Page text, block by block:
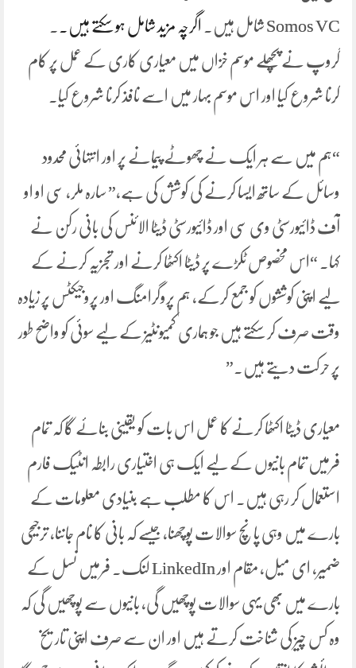
Somos VC شامل ہیں۔ اگرچہ مزید شامل ہو سکتے ہیں۔
گروپ نے پچھلے موسم خزاں میں معیاری کاری کے عمل پر کام
کرنا شروع کیا اور اس موسم بہار میں اسے نافذ کرنا شروع کیا۔
“ہم میں سے ہر ایک نے چھوٹے پیمانے پر اور انتہائی محدود
وسائل کے ساتھ ایسا کرنے کی کوشش کی ہے،” سارہ ملر، سی او او
آف ڈائیورسٹی وی سی اور ڈائیورسٹی ڈیٹا الائنس کی بانی رکن نے
کہا۔ “اس مخصوص ٹکڑے پر ڈیٹا اکٹھا کرنے اور تجزیہ کرنے کے
لیے اپنی کوششوں کو جمع کرکے، ہم پروگرامنگ اور پروجیکٹس پر زیادہ
وقت صرف کر سکتے ہیں جو ہماری کمیونٹیز کے لیے سوئی کو واضح طور
پر حرکت دیتے ہیں۔”
معیاری ڈیٹا اکٹھا کرنے کا عمل اس بات کو یقینی بنائے گا کہ تمام
فرمیں تمام بانیوں کے لیے ایک ہی اختیاری رابطہ انٹیک فارم
استعمال کر رہی ہیں۔ اس کا مطلب ہے بنیادی معلومات کے
بارے میں وہی پانچ سوالات پوچھنا، جیسے کہ بانی کا نام جاننا، ترجیحی
ضمیر، ای میل، مقام اور LinkedIn لنک۔ فرمیں نسل کے
بارے میں بھی یہی سوالات پوچھیں گی، بانیوں سے پوچھیں گی کہ
وہ کس چیز کی شناخت کرتے ہیں اور ان سے صرف اپنی تاریخ